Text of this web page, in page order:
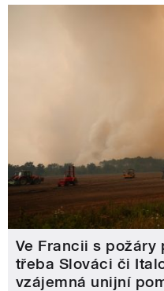
Ve Francii s požáry
třeba Slováci či
vzájemná unijní